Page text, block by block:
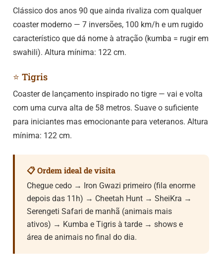
Clássico dos anos 90 que ainda rivaliza com qualquer
coaster moderno — 7 inversões, 100 km/h e um rugido
característico que dá nome à atração (kumba = rugir em
swahili). Altura mínima: 122 cm.
⭐ Tigris
Coaster de lançamento inspirado no tigre — vai e volta
com uma curva alta de 58 metros. Suave o suficiente
para iniciantes mas emocionante para veteranos. Altura
mínima: 122 cm.
📋 Ordem ideal de visita
Chegue cedo → Iron Gwazi primeiro (fila enorme
depois das 11h) → Cheetah Hunt → SheiKra →
Serengeti Safari de manhã (animais mais
ativos) → Kumba e Tigris à tarde → shows e
área de animais no final do dia.